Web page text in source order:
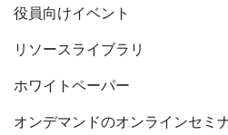
役員向けイベント
リソースライブラリ
ホワイトペーパー
オンデマンドのオンラインセミ